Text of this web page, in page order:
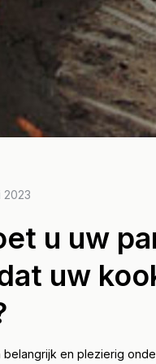
2023
u uw
uw
en plezierig